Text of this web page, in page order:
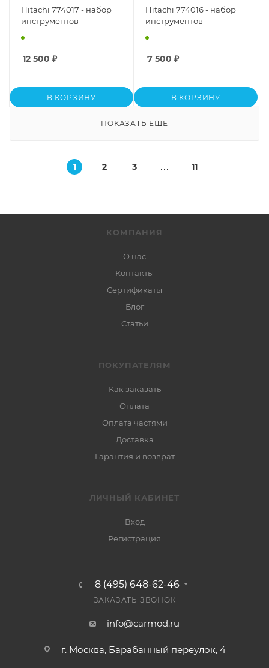
Hitachi 774017 - набор
инструментов
12 500 ₽
В КОРЗИНУ
Hitachi 774016 - набор
инструментов
7 500 ₽
В КОРЗИНУ
ПОКАЗАТЬ ЕЩЕ
1 2 3 11
КОМПАНИЯ
О нас
Контакты
Сертификаты
Блог
Статьи
ПОКУПАТЕЛЯМ
Как заказать
Оплата
Оплата частями
Доставка
Гарантия и возврат
ЛИЧНЫЙ КАБИНЕТ
Вход
Регистрация
8 (495) 648-62-46
ЗАКАЗАТЬ ЗВОНОК
info@carmod.ru
г. Москва, Барабанный переулок, 4